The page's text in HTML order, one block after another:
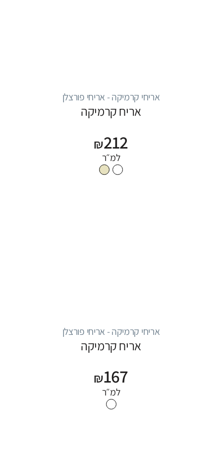
אריחי קרמיקה - אריחי פורצלן
אריח קרמיקה
₪212
למ״ר
אריחי קרמיקה - אריחי פורצלן
אריח קרמיקה
₪167
למ״ר